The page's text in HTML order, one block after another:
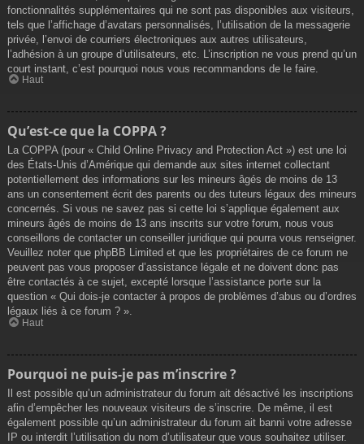
fonctionnalités supplémentaires qui ne sont pas disponibles aux visiteurs,
tels que l’affichage d’avatars personnalisés, l’utilisation de la messagerie
privée, l’envoi de courriers électroniques aux autres utilisateurs,
l’adhésion à un groupe d’utilisateurs, etc. L’inscription ne vous prend qu’un
court instant, c’est pourquoi nous vous recommandons de le faire.
Haut
Qu’est-ce que la COPPA ?
La COPPA (pour « Child Online Privacy and Protection Act ») est une loi
des États-Unis d’Amérique qui demande aux sites internet collectant
potentiellement des informations sur les mineurs âgés de moins de 13
ans un consentement écrit des parents ou des tuteurs légaux des mineurs
concernés. Si vous ne savez pas si cette loi s’applique également aux
mineurs âgés de moins de 13 ans inscrits sur votre forum, nous vous
conseillons de contacter un conseiller juridique qui pourra vous renseigner.
Veuillez noter que phpBB Limited et que les propriétaires de ce forum ne
peuvent pas vous proposer d’assistance légale et ne doivent donc pas
être contactés à ce sujet, excepté lorsque l’assistance porte sur la
question « Qui dois-je contacter à propos de problèmes d’abus ou d’ordres
légaux liés à ce forum ? ».
Haut
Pourquoi ne puis-je pas m’inscrire ?
Il est possible qu’un administrateur du forum ait désactivé les inscriptions
afin d’empêcher les nouveaux visiteurs de s’inscrire. De même, il est
également possible qu’un administrateur du forum ait banni votre adresse
IP ou interdit l’utilisation du nom d’utilisateur que vous souhaitez utiliser.